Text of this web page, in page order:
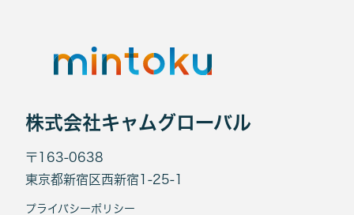
株式会社キャムグローバル
〒163-0638
東京都新宿区西新宿1-25-1
プライバシーポリシー